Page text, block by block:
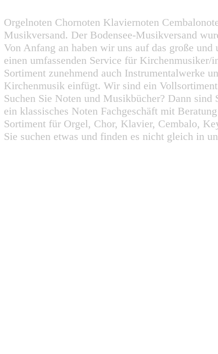
Orgelnoten Chornoten Klaviernoten
Musikversand. Der Bodensee-Musikversand
Von Anfang an haben wir uns auf das große
einen umfassenden Service für
Sortiment zunehmend auch Instrumentalwerke
Kirchenmusik einfügt. Wir sind ein
Suchen Sie Noten und Musikbücher? Dann
ein klassisches Noten Fachgeschäft mit
Sortiment für Orgel, Chor, Klavier, Cembalo,
Sie suchen etwas und finden es nicht gleich in